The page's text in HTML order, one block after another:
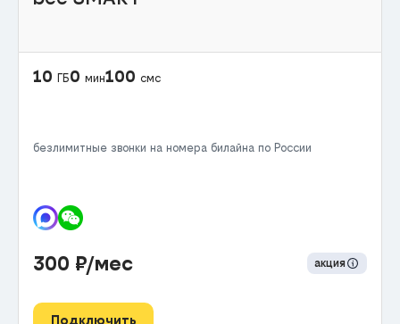
10 ГБ0 мин100 смс
безлимитные звонки на номера билайна по России
300 ₽/мес акция
Подключить